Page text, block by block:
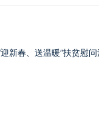
新春、送温暖”扶贫慰问